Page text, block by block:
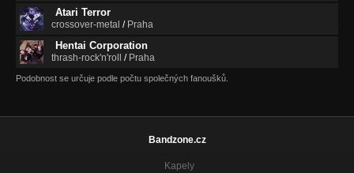
Atari Terror
crossover-metal / Praha
Hentai Corporation
thrash-rock'n'roll / Praha
Podobnost se určuje podle počtu společných fanoušků.
Bandzone.cz
Kapely